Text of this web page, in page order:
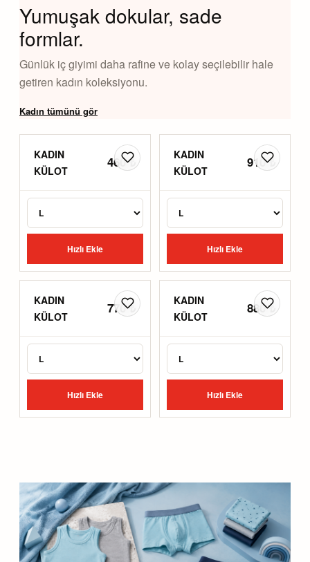
Yumuşak dokular, sade
formlar.
Günlük iç giyimi daha rafine ve kolay seçilebilir hale
getiren kadın koleksiyonu.
Kadın tümünü gör
KADIN
KÜLOT
460 ₺
Hızlı Ekle
KADIN
KÜLOT
910 ₺
Hızlı Ekle
KADIN
KÜLOT
770 ₺
Hızlı Ekle
KADIN
KÜLOT
880 ₺
Hızlı Ekle